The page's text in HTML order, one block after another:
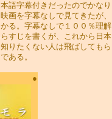
語字幕付きだったのでかなり
画を字幕なしで見てきたが、
る。字幕なしで１００％理解
すじを書くが、これから日本
りたくない人は飛ばしてもら
ある。
●